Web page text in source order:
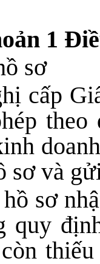
1
sơ
cấp
sơ và
sơ
quy